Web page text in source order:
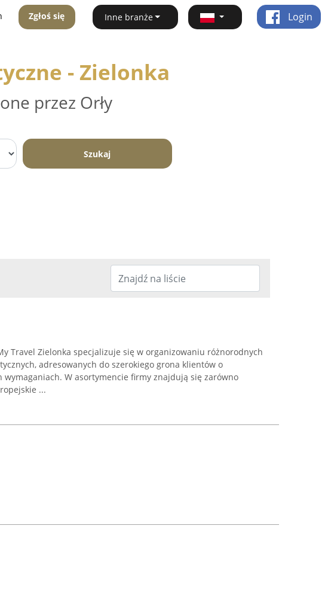
Zgłoś się Inne branże Login
- Zielonka
przez Orły
Szukaj
Travel Zielonka specjalizuje się w organizowaniu różnorodnych
adresowanych do szerokiego grona klientów o
wymaganiach. W asortymencie firmy znajdują się zarówno
...